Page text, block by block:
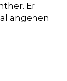
Er
angehen